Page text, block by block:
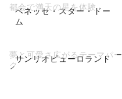
ベネッセ・スター・ドー
ム
都会で満天の星を体験
サンリオピューロランド
夢と可愛さ広がるテーマパー
ク